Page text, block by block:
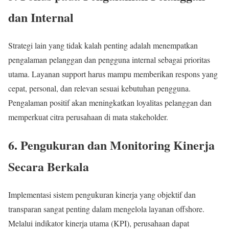
dan Internal
Strategi lain yang tidak kalah penting adalah menempatkan
pengalaman pelanggan dan pengguna internal sebagai prioritas
utama. Layanan support harus mampu memberikan respons yang
cepat, personal, dan relevan sesuai kebutuhan pengguna.
Pengalaman positif akan meningkatkan loyalitas pelanggan dan
memperkuat citra perusahaan di mata stakeholder.
6. Pengukuran dan Monitoring Kinerja
Secara Berkala
Implementasi sistem pengukuran kinerja yang objektif dan
transparan sangat penting dalam mengelola layanan offshore.
Melalui indikator kinerja utama (KPI), perusahaan dapat